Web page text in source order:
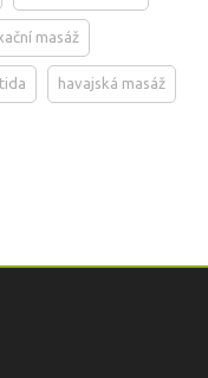
masáž
havajská masáž